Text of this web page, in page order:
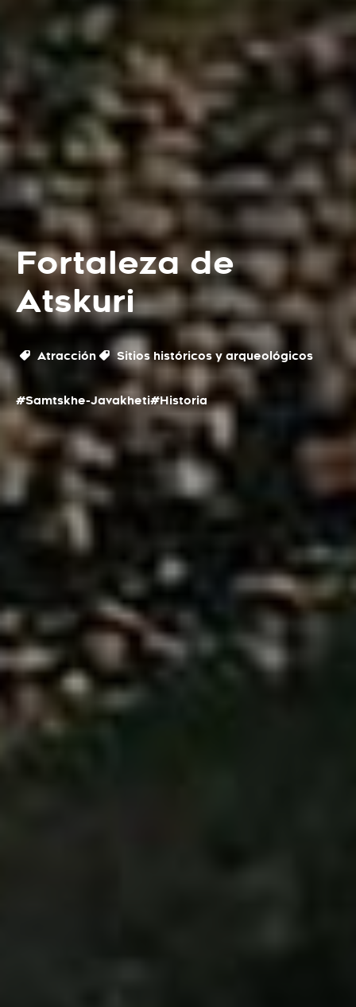
Fortaleza de
Atskuri
Atracción Sitios históricos y arqueológicos
#Samtskhe-Javakheti#Historia